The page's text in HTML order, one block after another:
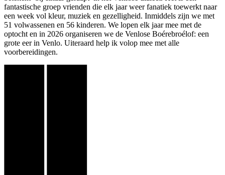
fantastische groep vrienden die elk jaar weer fanatiek toewerkt naar
een week vol kleur, muziek en gezelligheid. Inmiddels zijn we met
51 volwassenen en 56 kinderen. We lopen elk jaar mee met de
optocht en in 2026 organiseren we de Venlose Boérebroélof: een
grote eer in Venlo. Uiteraard help ik volop mee met alle
voorbereidingen.